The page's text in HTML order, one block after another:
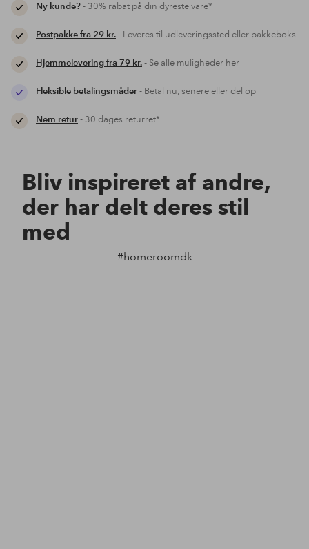
Ny kunde?- 30% rabat på din dyreste vare*
Postpakke fra 29 kr.- Leveres til udleveringssted eller pakkeboks
Hjemmelevering fra 79 kr.- Se alle muligheder her
Fleksible betalingsmåder- Betal nu, senere eller del op
Nem retur- 30 dages returret*
Bliv inspireret af andre,
der har delt deres stil
med
#homeroomdk